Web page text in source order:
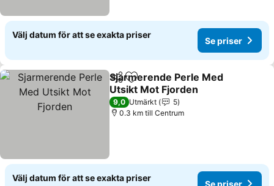
Välj datum för att se exakta priser
Se priser
Dela Lägg till i Mina Favoriter
Sjarmerende Perle Med
Utsikt Mot Fjorden
9,0 Utmärkt
5
0.3 km till Centrum
Välj datum för att se exakta priser
Se priser